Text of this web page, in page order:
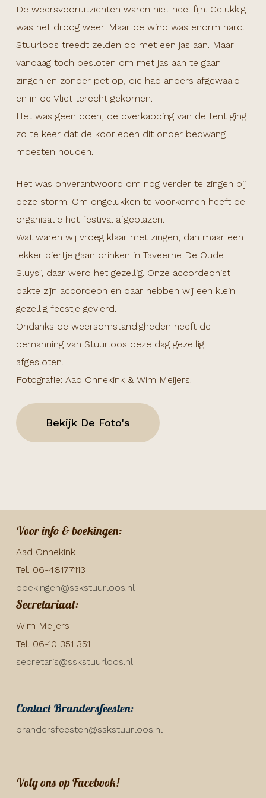
De weersvooruitzichten waren niet heel fijn. Gelukkig
was het droog weer. Maar de wind was enorm hard.
Stuurloos treedt zelden op met een jas aan. Maar
vandaag toch besloten om met jas aan te gaan
zingen en zonder pet op, die had anders afgewaaid
en in de Vliet terecht gekomen.
Het was geen doen, de overkapping van de tent ging
zo te keer dat de koorleden dit onder bedwang
moesten houden.
Het was onverantwoord om nog verder te zingen bij
deze storm. Om ongelukken te voorkomen heeft de
organisatie het festival afgeblazen.
Wat waren wij vroeg klaar met zingen, dan maar een
lekker biertje gaan drinken in Taveerne De Oude
Sluys”, daar werd het gezellig. Onze accordeonist
pakte zijn accordeon en daar hebben wij een klein
gezellig feestje gevierd.
Ondanks de weersomstandigheden heeft de
bemanning van Stuurloos deze dag gezellig
afgesloten.
Fotografie: Aad Onnekink & Wim Meijers.
Bekijk De Foto's
Voor info & boekingen:
Aad Onnekink
Tel. 06-48177113
boekingen@sskstuurloos.nl
Secretariaat:
Wim Meijers
Tel. 06-10 351 351
secretaris@sskstuurloos.nl
Contact Brandersfeesten:
brandersfeesten@sskstuurloos.nl
Volg ons op Facebook!